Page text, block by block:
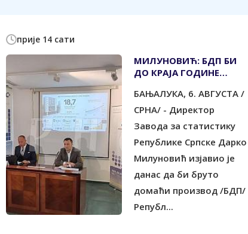
прије 14 сати
МИЛУНОВИЋ: БДП БИ
ДО КРАЈА ГОДИНЕ
МИЛИЈАРДИ КМ
БАЊАЛУКА, 6. АВГУСТА /
СРНА/ - Директор
Завода за статистику
Републике Српске Дарко
Милуновић изјавио је
данас да би бруто
домаћи производ /БДП/
Републ...